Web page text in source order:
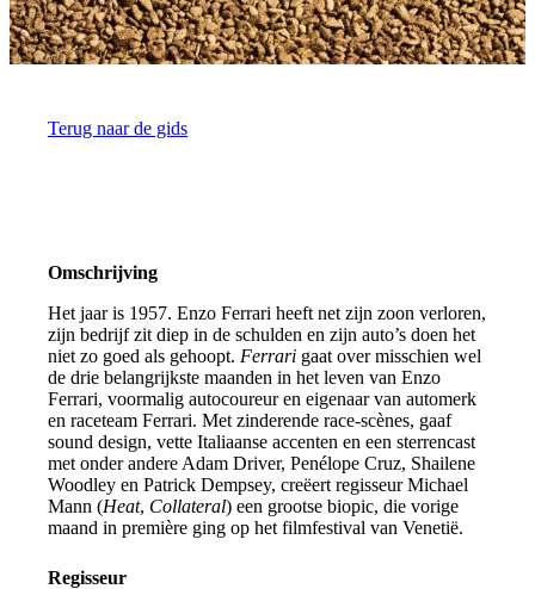
Terug naar de gids
Omschrijving
Het jaar is 1957. Enzo Ferrari heeft net zijn zoon verloren,
zijn bedrijf zit diep in de schulden en zijn auto’s doen het
niet zo goed als gehoopt. Ferrari gaat over misschien wel
de drie belangrijkste maanden in het leven van Enzo
Ferrari, voormalig autocoureur en eigenaar van automerk
en raceteam Ferrari. Met zinderende race-scènes, gaaf
sound design, vette Italiaanse accenten en een sterrencast
met onder andere Adam Driver, Penélope Cruz, Shailene
Woodley en Patrick Dempsey, creëert regisseur Michael
Mann (Heat, Collateral) een grootse biopic, die vorige
maand in première ging op het filmfestival van Venetië.
Regisseur